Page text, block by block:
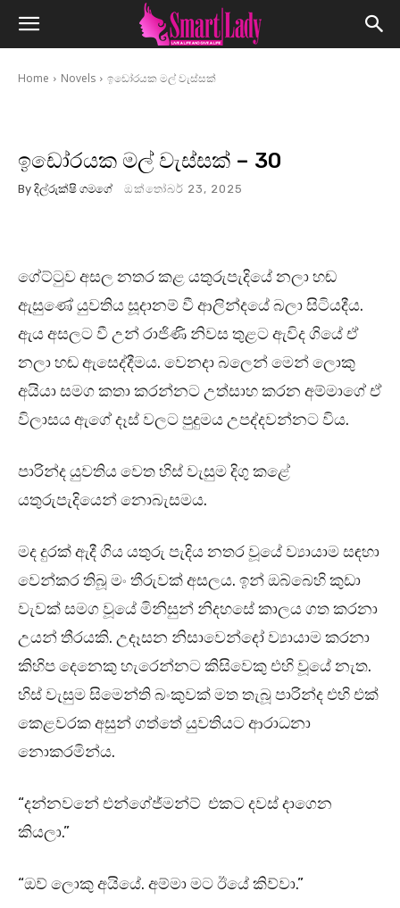
Home Novels ඉඩෝරයක මල් වැස්සක්
ඉඩෝරයක මල් වැස්සක් – 30
By දිල්රුක්ෂි ගමගේ ඔක්තෝබර් 23, 2025
ගේට්ටුව අසල නතර කළ යතුරුපැදියේ නලා හඬ
ඇසුණේ යුවතිය සූදානම් වී ආලින්දයේ බලා සිටියදීය.
ඇය අසලට වී උන් රාජිණි නිවස තුළට ඇවිද ගියේ ඒ
නලා හඬ ඇසෙද්දීමය. වෙනදා බලෙන් මෙන් ලොකු
අයියා සමග කතා කරන්නට උත්සාහ කරන අම්මාගේ ඒ
විලාසය ඇගේ දෑස් වලට පුදුමය උපද්දවන්නට විය.
පාරින්ද යුවතිය වෙත හිස් වැසුම දිගු කළේ
යතුරුපැදියෙන් නොබැසමය.
මද දුරක් ඇදී ගිය යතුරු පැදිය නතර වූයේ ව්‍යායාම සඳහා
වෙන්කර තිබූ මං තීරුවක් අසලය. ඉන් ඔබ්බෙහි කුඩා
වැවක් සමග වූයේ මිනිසුන් නිදහසේ කාලය ගත කරනා
උයන් තීරයකි. උදෑසන නිසාවෙන්දෝ ව්‍යායාම කරනා
කිහිප දෙනෙකු හැරෙන්නට කිසිවෙකු එහි වූයේ නැත.
හිස් වැසුම සිමෙන්ති බංකුවක් මත තැබූ පාරින්ද එහි එක්
කෙළවරක අසුන් ගත්තේ යුවතියට ආරාධනා
නොකරමින්ය.
“දන්නවනේ එන්ගේජ්මන්ට් එකට දවස් දාගෙන
කියලා.”
“ඔව් ලොකු අයියේ. අම්මා මට ඊයේ කිව්වා.”